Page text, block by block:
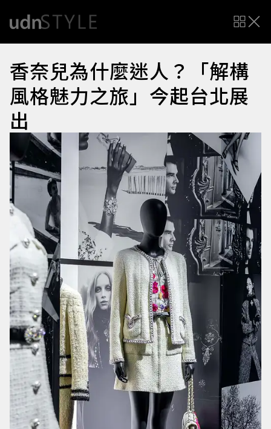
香奈兒為什麼迷人？「解構
風格魅力之旅」今起台北展
出